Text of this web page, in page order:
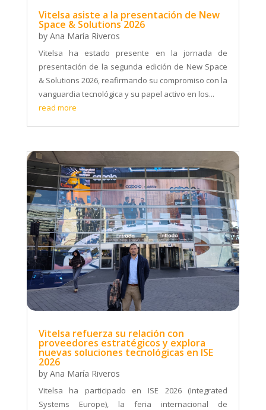
Vitelsa asiste a la presentación de New
Space & Solutions 2026
by Ana María Riveros
Vitelsa ha estado presente en la jornada de
presentación de la segunda edición de New Space
& Solutions 2026, reafirmando su compromiso con la
vanguardia tecnológica y su papel activo en los...
read more
Vitelsa refuerza su relación con
proveedores estratégicos y explora
nuevas soluciones tecnológicas en ISE
2026
by Ana María Riveros
Vitelsa ha participado en ISE 2026 (Integrated
Systems Europe), la feria internacional de